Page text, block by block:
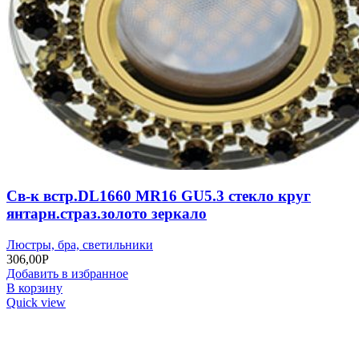
Св-к встр.DL1660 МR16 GU5.3 стекло круг
янтарн.страз.золото зеркало
Люстры, бра, светильники
306,00Р
Добавить в избранное
В корзину
Quick view